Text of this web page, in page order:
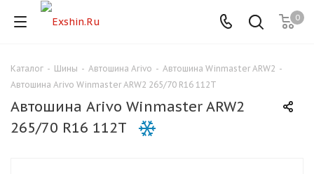
0
Каталог - Шины - Автошина Arivo - Автошина Winmaster ARW2 -
Автошина Arivo Winmaster ARW2 265/70 R16 112T
Автошина Arivo Winmaster ARW2
265/70 R16 112T
Для клиентов всех банков
Разбейте
оплату на части